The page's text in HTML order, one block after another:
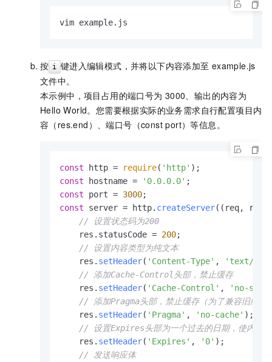
vim example.js
按 i 键进入编辑模式，并将以下内容添加至 example.js
文件中。
本示例中，项目占用的端口号为 3000、输出的内容为
Hello World。您需要根据实际的业务需求自行配置项目内
容（res.end）、端口号（const port）等信息。
const http = require( 'http'
const hostname = '0.0.0.0'
const port = 3000
const server = http. createServer( ( req, res
// 设置状态码为200
    res.
statusCode = 200;
// 设置内容类型为纯文本
    res.
setHeader( 'Content-Type' ,
'text/
// 添加Cache-Control头部，禁止缓存
    res.
setHeader( 'Cache-Control' ,
'no-
// 添加Pragma头部，禁止缓存（为了兼容旧版浏
    res.
setHeader( 'Pragma' , 'no-cache' );
// 设置Expires头部为一个过去的日期，使内
    res.
setHeader( 'Expires' , '0' );
// 发送响应体